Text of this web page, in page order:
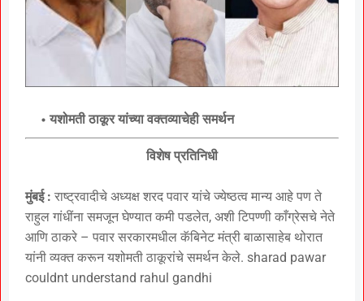
यशोमती ठाकूर यांच्या वक्तव्याचेही समर्थन
विशेष प्रतिनिधी
मुंबई : राष्ट्रवादीचे अध्यक्ष शरद पवार यांचे ज्येष्ठत्व मान्य आहे पण ते
राहुल गांधींना समजून घेण्यात कमी पडलेत, अशी टिपण्णी काँग्रेसचे नेते
आणि ठाकरे – पवार सरकारमधील कॅबिनेट मंत्री बाळासाहेब थोरात
यांनी व्यक्त करून यशोमती ठाकूरांचे समर्थन केले. sharad pawar
couldnt understand rahul gandhi